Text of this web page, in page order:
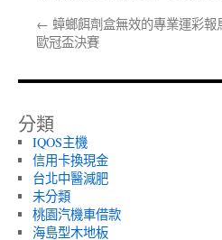
← 蟑螂餌劑盒無效的專業運彩
歐冠盃決賽
分類
IQOS主機
信用卡換現金
台北中醫減肥
未分類
桃園汽機車借款
海島型木地板